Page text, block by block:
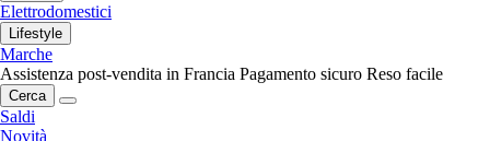
Elettrodomestici
Lifestyle
Marche
Assistenza post-vendita in Francia Pagamento sicuro Reso facile
Cerca
Saldi
Novità